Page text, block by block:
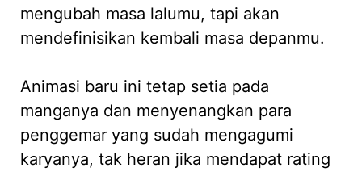
mengubah masa lalumu, tapi akan
mendefinisikan kembali masa depanmu.
Animasi baru ini tetap setia pada
manganya dan menyenangkan para
penggemar yang sudah mengagumi
karyanya, tak heran jika mendapat rating